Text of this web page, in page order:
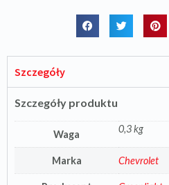
Szczegóły
Szczegóły produktu
Waga 0,3 kg
Marka Chevrolet